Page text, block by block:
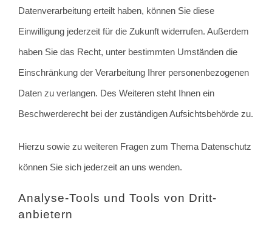
Datenverarbeitung erteilt haben, können Sie diese
Einwilligung jederzeit für die Zukunft widerrufen. Außerdem
haben Sie das Recht, unter bestimmten Umständen die
Einschränkung der Verarbeitung Ihrer personenbezogenen
Daten zu verlangen. Des Weiteren steht Ihnen ein
Beschwerderecht bei der zuständigen Aufsichtsbehörde zu.
Hierzu sowie zu weiteren Fragen zum Thema Datenschutz
können Sie sich jederzeit an uns wenden.
Analyse-Tools und Tools von Dritt­
anbietern